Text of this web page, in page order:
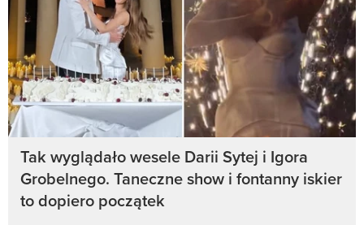
Tak wyglądało wesele Darii Sytej i Igora
Grobelnego. Taneczne show i fontanny iskier
to dopiero początek